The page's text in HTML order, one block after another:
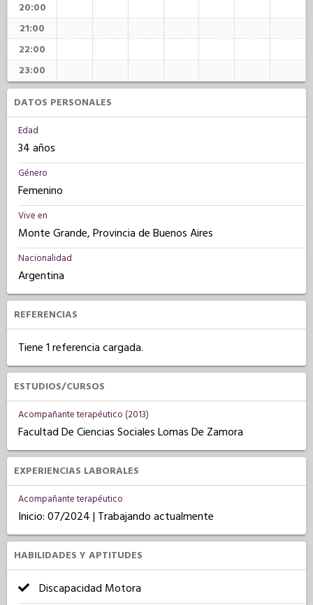
20:00
21:00
22:00
23:00
DATOS PERSONALES
Edad
34 años
Género
Femenino
Vive en
Monte Grande, Provincia de Buenos Aires
Nacionalidad
Argentina
REFERENCIAS
Tiene 1 referencia cargada.
ESTUDIOS/CURSOS
Acompañante terapéutico (2013)
Facultad De Ciencias Sociales Lomas De Zamora
EXPERIENCIAS LABORALES
Acompañante terapéutico
Inicio: 07/2024 | Trabajando actualmente
HABILIDADES Y APTITUDES
Discapacidad Motora